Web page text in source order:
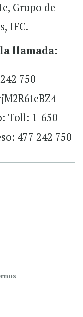
Grupo de
IFC.
llamada:
750
Toll: 1-650-
477 242 750